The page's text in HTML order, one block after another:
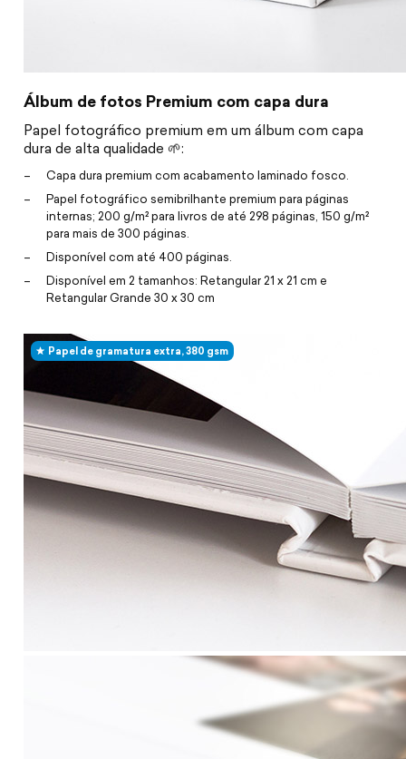
Álbum de fotos Premium com capa dura
Papel fotográfico premium em um álbum com capa
dura de alta qualidade 🌱:
Capa dura premium com acabamento laminado fosco.
Papel fotográfico semibrilhante premium para páginas
internas; 200 g/m² para livros de até 298 páginas, 150 g/m²
para mais de 300 páginas.
Disponível com até 400 páginas.
Disponível em 2 tamanhos: Retangular 21 x 21 cm e
Retangular Grande 30 x 30 cm
Papel de gramatura extra, 380 gsm